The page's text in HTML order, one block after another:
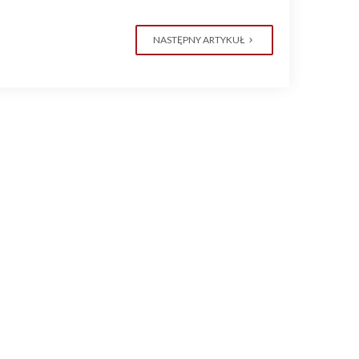
NASTĘPNY ARTYKUŁ